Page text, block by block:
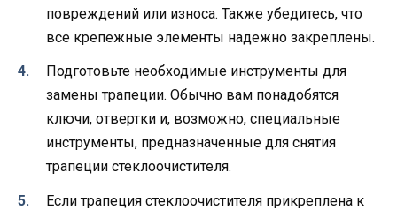
повреждений или износа. Также убедитесь, что
все крепежные элементы надежно закреплены.
Подготовьте необходимые инструменты для
замены трапеции. Обычно вам понадобятся
ключи, отвертки и, возможно, специальные
инструменты, предназначенные для снятия
трапеции стеклоочистителя.
Если трапеция стеклоочистителя прикреплена к